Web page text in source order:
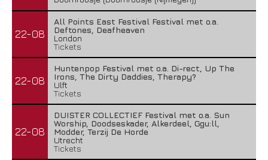
22-08
All Points East Festival Festival met o.a.
Deftones, Deafheaven
London
Tickets
22-08
Huntenpop Festival met o.a. Di-rect, Up The
Irons, The Dirty Daddies, Therapy?
Ulft
Tickets
22-08
DUISTER COLLECTIEF Festival met o.a. Sun
Worship, Doodseskader, Alkerdeel, Ggu:ll,
Modder, Terzij De Horde
Utrecht
Tickets